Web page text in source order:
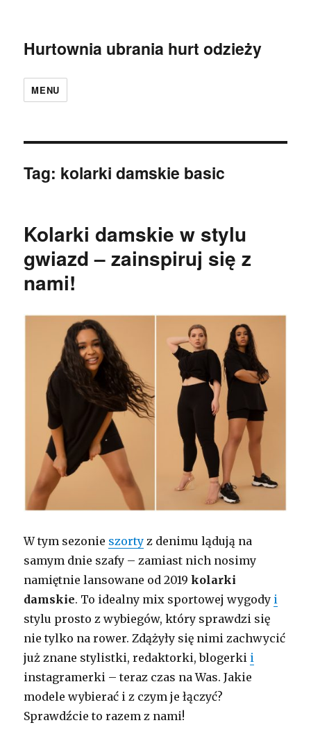
Hurtownia ubrania hurt odzieży
MENU
Tag: kolarki damskie basic
Kolarki damskie w stylu
gwiazd – zainspiruj się z
nami!
W tym sezonie szorty z denimu lądują na
samym dnie szafy – zamiast nich nosimy
namiętnie lansowane od 2019kolarki
damskie. To idealny mix sportowej wygody i
stylu prosto z wybiegów, który sprawdzi się
nie tylko na rower. Zdążyły się nimi zachwycić
już znane stylistki, redaktorki, blogerki i
instagramerki – teraz czas na Was. Jakie
modele wybierać i z czym je łączyć?
Sprawdźcie to razem z nami!